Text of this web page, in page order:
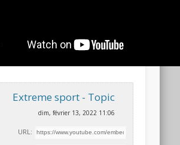
Extreme sport - Topic
dim, février 13, 2022 11:06
URL: